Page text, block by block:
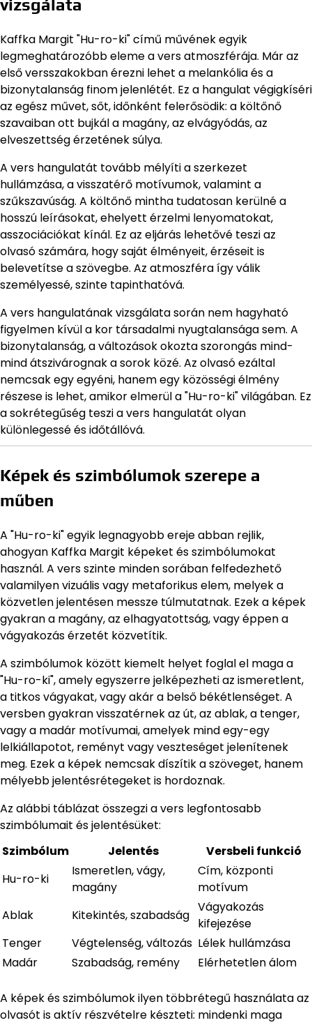
vizsgálata
Kaffka Margit "Hu-ro-ki" című művének egyik
legmeghatározóbb eleme a vers atmoszférája. Már az
első versszakokban érezni lehet a melankólia és a
bizonytalanság finom jelenlétét. Ez a hangulat végigkíséri
az egész művet, sőt, időnként felerősödik: a költőnő
szavaiban ott bujkál a magány, az elvágyódás, az
elveszettség érzetének súlya.
A vers hangulatát tovább mélyíti a szerkezet
hullámzása, a visszatérő motívumok, valamint a
szűkszavúság. A költőnő mintha tudatosan kerülné a
hosszú leírásokat, ehelyett érzelmi lenyomatokat,
asszociációkat kínál. Ez az eljárás lehetővé teszi az
olvasó számára, hogy saját élményeit, érzéseit is
belevetítse a szövegbe. Az atmoszféra így válik
személyessé, szinte tapinthatóvá.
A vers hangulatának vizsgálata során nem hagyható
figyelmen kívül a kor társadalmi nyugtalansága sem. A
bizonytalanság, a változások okozta szorongás mind-
mind átszivárognak a sorok közé. Az olvasó ezáltal
nemcsak egy egyéni, hanem egy közösségi élmény
részese is lehet, amikor elmerül a "Hu-ro-ki" világában. Ez
a sokrétegűség teszi a vers hangulatát olyan
különlegessé és időtállóvá.
Képek és szimbólumok szerepe a
műben
A "Hu-ro-ki" egyik legnagyobb ereje abban rejlik,
ahogyan Kaffka Margit képeket és szimbólumokat
használ. A vers szinte minden sorában felfedezhető
valamilyen vizuális vagy metaforikus elem, melyek a
közvetlen jelentésen messze túlmutatnak. Ezek a képek
gyakran a magány, az elhagyatottság, vagy éppen a
vágyakozás érzetét közvetítik.
A szimbólumok között kiemelt helyet foglal el maga a
"Hu-ro-ki", amely egyszerre jelképezheti az ismeretlent,
a titkos vágyakat, vagy akár a belső békétlenséget. A
versben gyakran visszatérnek az út, az ablak, a tenger,
vagy a madár motívumai, amelyek mind egy-egy
lelkiállapotot, reményt vagy veszteséget jelenítenek
meg. Ezek a képek nemcsak díszítik a szöveget, hanem
mélyebb jelentésrétegeket is hordoznak.
Az alábbi táblázat összegzi a vers legfontosabb
szimbólumait és jelentésüket:
Szimbólum
Jelentés
Versbeli funkció
Hu-ro-ki
Ismeretlen, vágy,
magány
Cím, központi
motívum
Ablak
Kitekintés, szabadság
Vágyakozás
kifejezése
Tenger
Végtelenség, változás Lélek hullámzása
Madár
Szabadság, remény Elérhetetlen álom
A képek és szimbólumok ilyen többrétegű használata az
olvasót is aktív részvételre készteti: mindenki maga